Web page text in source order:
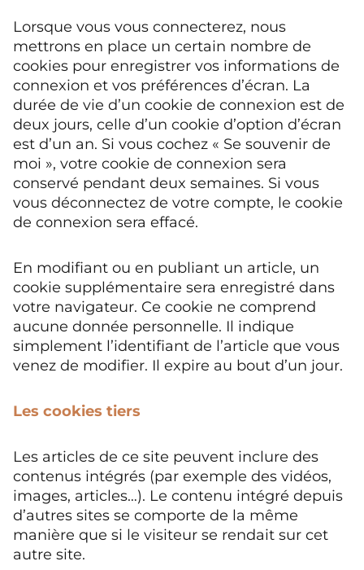
Lorsque vous vous connecterez, nous
mettrons en place un certain nombre de
cookies pour enregistrer vos informations de
connexion et vos préférences d’écran. La
durée de vie d’un cookie de connexion est de
deux jours, celle d’un cookie d’option d’écran
est d’un an. Si vous cochez « Se souvenir de
moi », votre cookie de connexion sera
conservé pendant deux semaines. Si vous
vous déconnectez de votre compte, le cookie
de connexion sera effacé.
En modifiant ou en publiant un article, un
cookie supplémentaire sera enregistré dans
votre navigateur. Ce cookie ne comprend
aucune donnée personnelle. Il indique
simplement l’identifiant de l’article que vous
venez de modifier. Il expire au bout d’un jour.
Les cookies tiers
Les articles de ce site peuvent inclure des
contenus intégrés (par exemple des vidéos,
images, articles…). Le contenu intégré depuis
d’autres sites se comporte de la même
manière que si le visiteur se rendait sur cet
autre site.